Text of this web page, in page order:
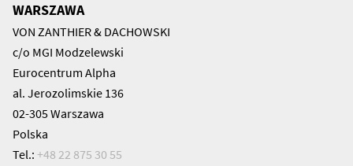
WARSZAWA
VON ZANTHIER & DACHOWSKI
c/o MGI Modzelewski
Eurocentrum Alpha
al. Jerozolimskie 136
02-305 Warszawa
Polska
Tel.: +48 22 875 30 55